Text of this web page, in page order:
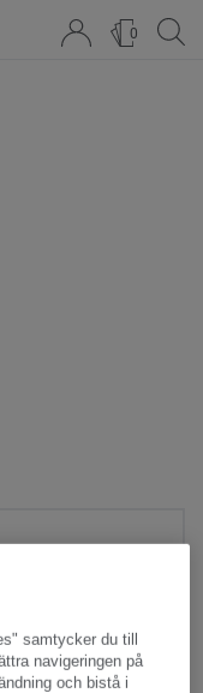
0
samtycker du till
navigeringen på
och bistå i